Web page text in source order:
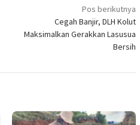
Pos berikutnya
Cegah Banjir, DLH Kolut
Maksimalkan Gerakkan Lasusua
Bersih